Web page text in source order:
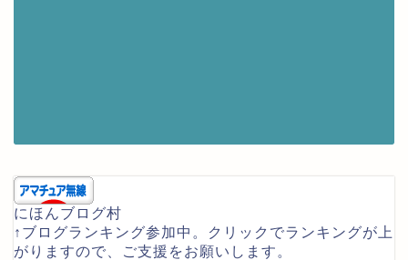
にほんブログ村
↑ブログランキング参加中。クリックでランキングが上
がりますので、ご支援をお願いします。